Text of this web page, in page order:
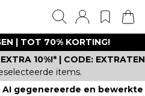
| TOT 70% KORTING!
10%!* | CODE: EXTRATEN
items.
gegenereerde en bewerkte